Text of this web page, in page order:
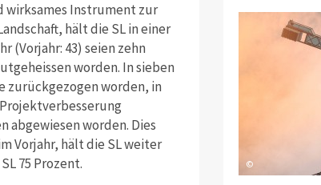
wirksames Instrument zur
hält die SL in einer
(Vorjahr: 43) seien zehn
worden. In sieben
zurückgezogen worden, in
abgewiesen worden. Dies
Vorjahr, hält die SL weiter
75 Prozent.
©